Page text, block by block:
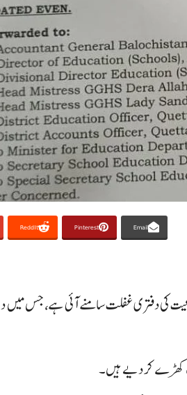
ReddIt Pinterest Email
کی دفتری غفلت سامنے آئی ہے، جس میں
کھڑے کر دیے ہیں۔